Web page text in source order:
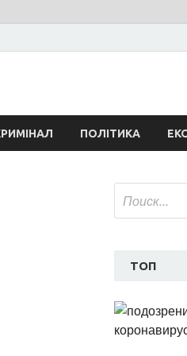
ПОЛІТИКА
ТОП